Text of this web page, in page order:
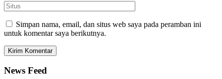
Simpan nama, email, dan situs web saya pada peramban ini
untuk komentar saya berikutnya.
News Feed